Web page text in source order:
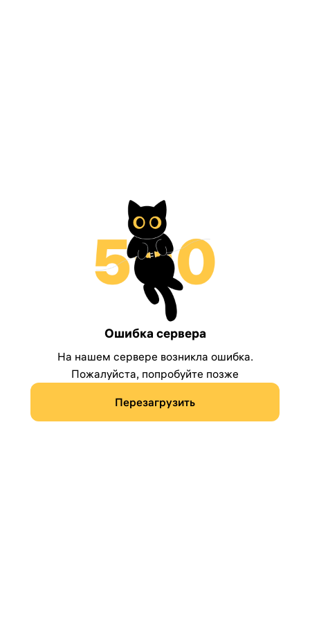
Ошибка сервера
На нашем сервере возникла ошибка.
Пожалуйста, попробуйте позже
Перезагрузить